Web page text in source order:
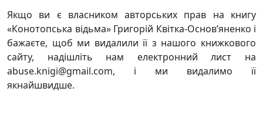
Якщо ви є власником авторських прав на книгу
«Конотопська відьма» Григорій Квітка-Основ’яненко і
бажаєте, щоб ми видалили її з нашого книжкового
сайту, надішліть нам електронний лист на
abuse.knigi@gmail.com, і ми видалимо її
якнайшвидше.